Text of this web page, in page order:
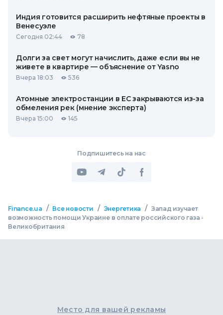
Индия готовится расширить нефтяные проекты в
Венесуэле
Сегодня 02:44 78
Долги за свет могут начислить, даже если вы не
живете в квартире — объяснение от Yasno
Вчера 18:03 536
Атомные электростанции в ЕС закрываются из-за
обмеления рек (мнение эксперта)
Вчера 15:00 145
Подпишитесь на нас
Finance.ua / Все новости / Энергетика / Запад изучает
возможность помощи Украине в оплате российского газа -
Великобритания
Место для вашей рекламы